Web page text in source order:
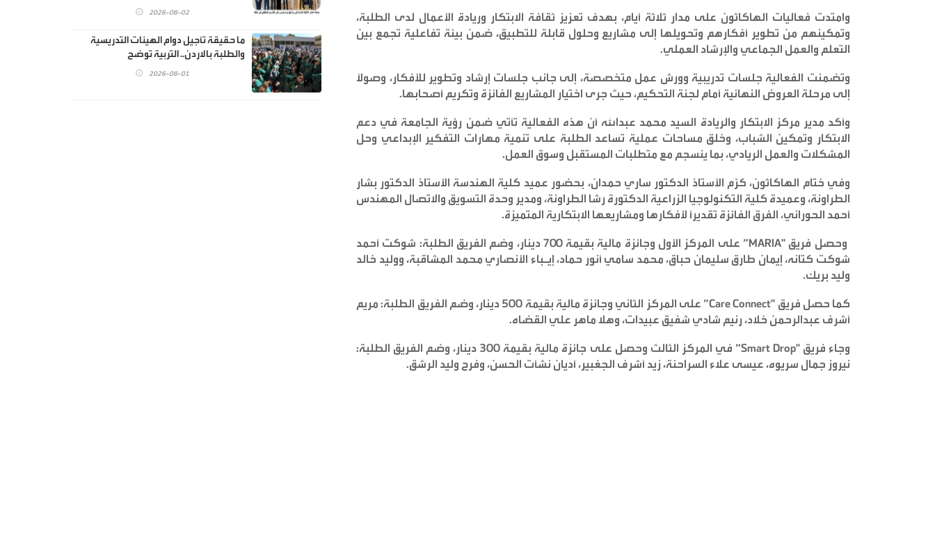
وامتدت فعاليات الهاكاثون على مدار ثلاثة أيام، بهدف تعزيز ثقافة الابتكار وريادة الأعمال لدى الطلبة،
وتمكينهم من تطوير أفكارهم وتحويلها إلى مشاريع وحلول قابلة للتطبيق، ضمن بيئة تفاعلية تجمع بين
التعلم والعمل الجماعي والإرشاد العملي.
وتضمنت الفعالية جلسات تدريبية وورش عمل متخصصة، إلى جانب جلسات إرشاد وتطوير للأفكار، وصولاً
إلى مرحلة العروض النهائية أمام لجنة التحكيم، حيث جرى اختيار المشاريع الفائزة وتكريم أصحابها.
وأكد مدير مركز الابتكار والريادة السيد محمد عبدالله أن هذه الفعالية تأتي ضمن رؤية الجامعة في دعم
الابتكار وتمكين الشباب، وخلق مساحات عملية تساعد الطلبة على تنمية مهارات التفكير الإبداعي وحل
المشكلات والعمل الريادي، بما ينسجم مع متطلبات المستقبل وسوق العمل.
وفي ختام الهاكاثون، كرّم الأستاذ الدكتور ساري حمدان، بحضور عميد كلية الهندسة الأستاذ الدكتور بشار
الطراونة، وعميدة كلية التكنولوجيا الزراعية الدكتورة رشا الطراونة، ومدير وحدة التسويق والاتصال المهندس
أحمد الحوراني، الفرق الفائزة تقديراً لأفكارها ومشاريعها الابتكارية المتميزة.
وحصل فريق "MARIA”
على المركز الأول وجائزة مالية بقيمة 700 دينار، وضم الفريق الطلبة: شوكت أحمد
شوكت كتانه، إيمان طارق سليمان حباق، محمد سامي أنور حماد، إيـباء الأنصاري محمد المشاقبة، ووليد خالد
وليد بريك.
كما حصل فريق "Care Connect”
على المركز الثاني وجائزة مالية بقيمة 500 دينار، وضم الفريق الطلبة: مريم
أشرف عبدالرحمن خلاد، رنيم شادي شفيق عبيدات، وهلا ماهر علي القضاه.
وجاء فريق "Smart Drop”
في المركز الثالث وحصل على جائزة مالية بقيمة 300 دينار، وضم الفريق الطلبة:
نيروز جمال سريوه، عيسى علاء السراحنة، زيد أشرف الجغبير، أديان نشأت الحسن، وفرح وليد الرشق.
2026-08-02
ما حقيقة تأجيل دوام الهيئات التدريسية
والطلبة بالاردن.. التربية توضح
2026-08-01